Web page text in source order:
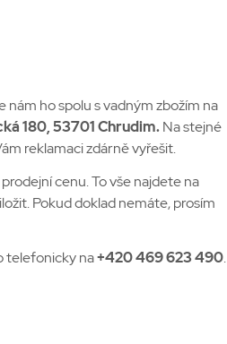
ho spolu s vadným zbožím na
180, 53701 Chrudim.Na stejné
reklamaci zdárně vyřešit.
cenu. To vše najdete na
Pokud doklad nemáte, prosím
telefonicky na+420 469 623 490.